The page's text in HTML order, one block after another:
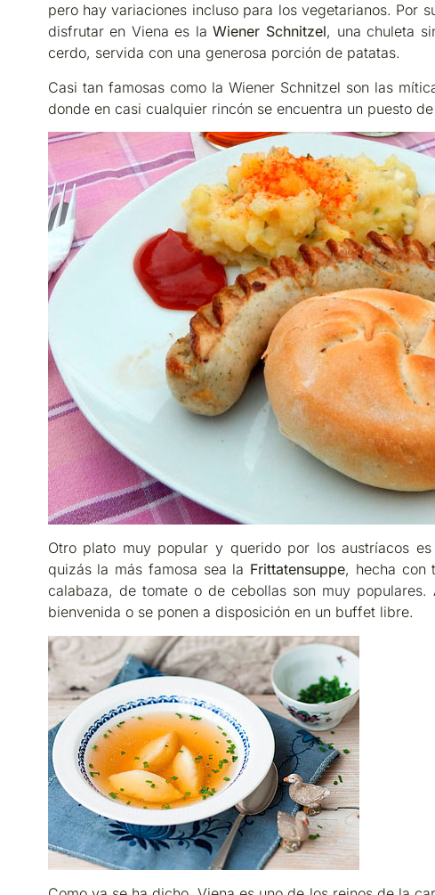
pero hay variaciones incluso para los vegetarianos. Por
disfrutar en Viena es laWiener Schnitzel, una chuleta
cerdo, servida con una generosa porción de patatas.
Casi tan famosas como la Wiener Schnitzel son las
donde en casi cualquier rincón se encuentra un puesto
Otro plato muy popular y querido por los austríacos
quizás la más famosa sea la Frittatensuppe, hecha con
calabaza, de tomate o de cebollas son muy
bienvenida o se ponen a disposición en un buffet libre.